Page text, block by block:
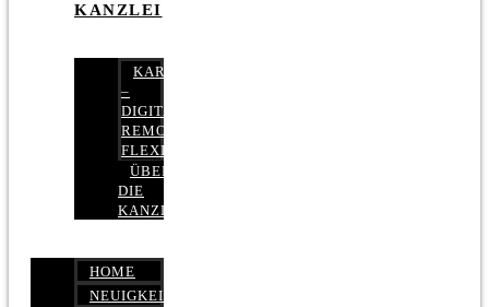
KANZLEI
KARRIERE
–
DIGITAL,
REMOTE,
FLEXIBEL
ÜBER
DIE
KANZLEI
HOME
NEUIGKEITEN